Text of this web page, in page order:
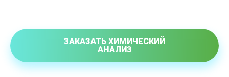
ЗАКАЗАТЬ ХИМИЧЕСКИЙ
АНАЛИЗ